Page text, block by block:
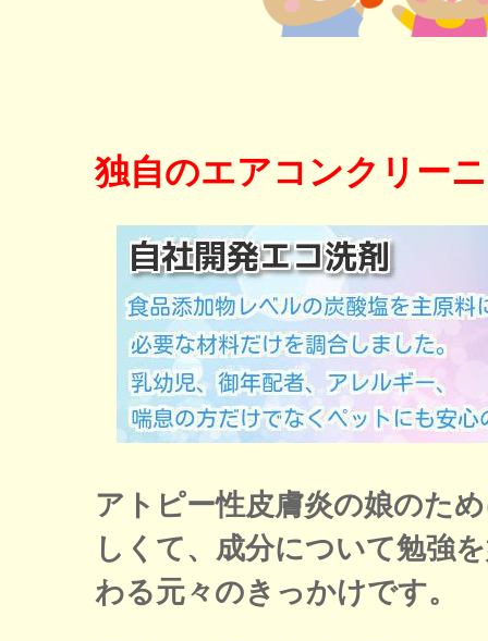
独自のエアコンクリー
アトピー性皮膚炎の娘のた
しくて、成分について勉強
わる元々のきっかけです。